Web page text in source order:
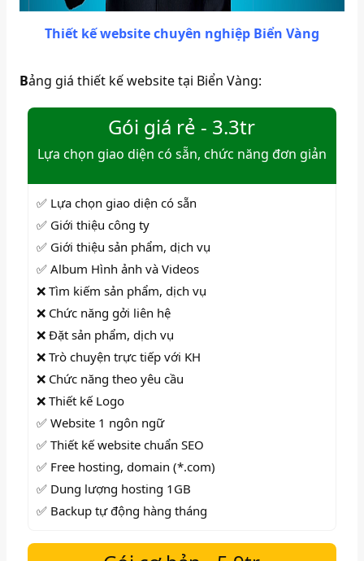
Thiết kế website chuyên nghiệp Biển Vàng
Bảng giá thiết kế website tại Biển Vàng:
Gói giá rẻ - 3.3tr
Lựa chọn giao diện có sẵn, chức năng đơn giản
✅ Lựa chọn giao diện có sẵn
✅ Giới thiệu công ty
✅ Giới thiệu sản phẩm, dịch vụ
✅ Album Hình ảnh và Videos
❌ Tìm kiếm sản phẩm, dịch vụ
❌ Chức năng gởi liên hệ
❌ Đặt sản phẩm, dịch vụ
❌ Trò chuyện trực tiếp với KH
❌ Chức năng theo yêu cầu
❌ Thiết kế Logo
✅ Website 1 ngôn ngữ
✅ Thiết kế website chuẩn SEO
✅ Free hosting, domain (*.com)
✅ Dung lượng hosting 1GB
✅ Backup tự động hàng tháng